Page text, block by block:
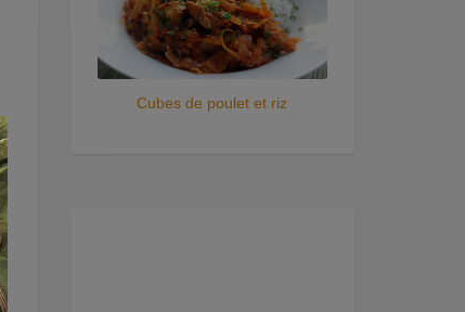
Cubes de poulet et riz